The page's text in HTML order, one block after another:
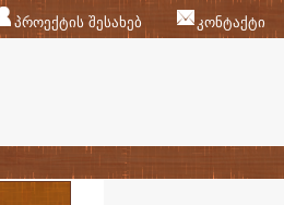
კონტაქტი
პროექტის შესახებ